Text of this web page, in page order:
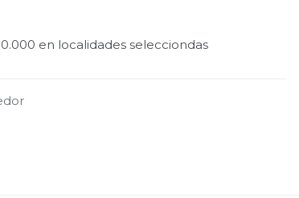
en localidades selecciondas